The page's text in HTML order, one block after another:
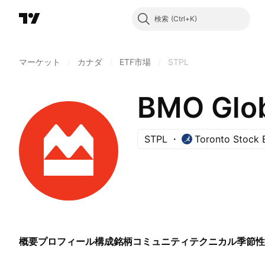
検索
マーケット カナダ ETF市場 STPL
STPL Toronto Stock
概要プロフィール構成銘柄コミュニティテクニカル季節性